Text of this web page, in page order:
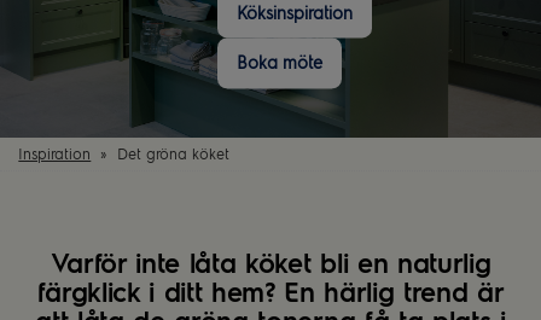
Våra kök
Inspiration
Förvaring
Välja garderobslösning
Vitvaror
Tvätt & Tork
Dammsugare
Övrigt
Köksinspiration
Boka möte
Inspiration Det gröna köket
Varför inte låta köket bli en naturlig
färgklick i ditt hem? En härlig trend är